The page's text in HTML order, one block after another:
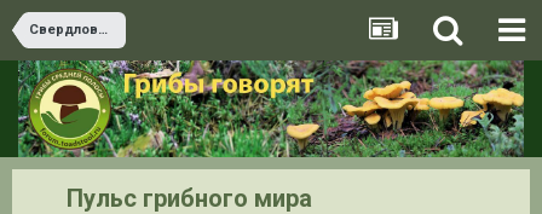
Свердловская область
Пульс грибного мира